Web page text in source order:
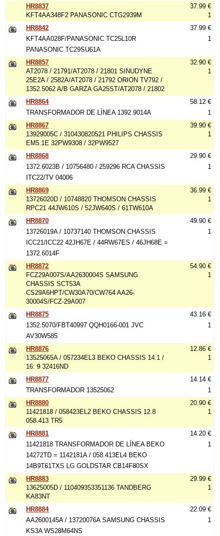
HR8837
KFT4AA348F2 PANASONIC CTG2939M
37.99 €
1
HR8842
KFT4AA028F/PANASONIC TC25L10R
PANASONIC TC29SU61A
37.99 €
1
HR8857
AT2078 / 21791/AT2078 / 21801 SINUDYNE
25E2A / 2582A/AT2078 / 21792 ORION TV792 /
1352.5062 A/B GARZA GA25ST/AT2078 / 21802
32.90 €
1
HR8864
TRANSFORMADOR DE LÍNEA 1392.9014A
58.12 €
1
HR8867
13929005C / 310430820521 PHILIPS CHASSIS
EM5.1E 32PW9308 / 32PW9527
39.90 €
1
HR8868
1372.6023B / 10756480 / 259296 RCA CHASSIS
ITC22/TV 04006
29.90 €
1
HR8869
13726020D / 10748820 THOMSON CHASSIS
RPC21 44JW610S / 52JW640S / 61TW610A
36.99 €
1
HR8870
13726019A / 10737140 THOMSON CHASSIS
ICC21/ICC22 42JH67E / 44RW67ES / 46JH68E =
1372.6014F
49.90 €
1
HR8872
FCZ29A007S/AA2630004S SAMSUNG
CHASSIS SCT53A
CS29A6HPT/CW30A70/CW764 AA26-
30004S/FCZ-29A007
54.90 €
1
HR8875
1352.5070/FBT40997 QQH0166-001 JVC
AV30W585
43.16 €
1
HR8876
13525065A / 057234EL3 BEKO CHASSIS 14.1 /
16: 9 32416ND
12.86 €
1
HR8877
TRANSFORMADOR 13525062
14.14 €
1
HR8880
11421818 / 058423EL2 BEKO CHASSIS 12.8
058.413 TR5
20.90 €
1
HR8881
11421818 TRANSFORMADOR DE LÍNEA BEKO
14272TD = 1142181A / 058.413EL4 BEKO
14B9T61TXS LG GOLDSTAR CB14F80SX
14.20 €
1
HR8883
13625005D / 110409353351136 TANDBERG
KA83NT
29.99 €
1
HR8884
AA2600145A / 13720076A SAMSUNG CHASSIS
KS3A WS28M64NS
22.09 €
1